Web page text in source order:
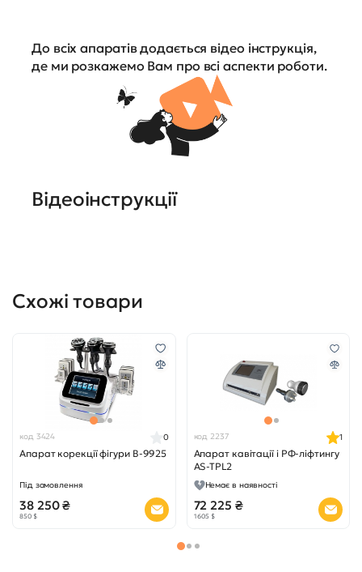
До всіх апаратів додається відео інструкція,
де ми розкажемо Вам про всі аспекти роботи.
Відеоінструкції
Схожі товари
код 3424
Апарат корекції фігури B-9925
0
Під замовлення
38 250 ₴
850 $
код 2237
Апарат кавітації і РФ-ліфтингу
AS-TPL2
1
Немає в наявності
72 225 ₴
1 605 $